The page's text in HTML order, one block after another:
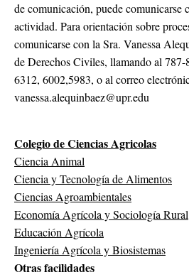
de comunicación, puede comunicarse
actividad. Para orientación sobre
comunicarse con la Sra. Vanessa
de Derechos Civiles, llamando al 787-
6312, 6002,5983, o al correo
vanessa.alequinbaez@upr.edu
Colegio de Ciencias Agricolas
Ciencia Animal
Ciencia y Tecnología de Alimentos
Ciencias Agroambientales
Economía Agrícola y Sociología Rural
Educación Agrícola
Ingeniería Agrícola y Biosistemas
Otras facilidades